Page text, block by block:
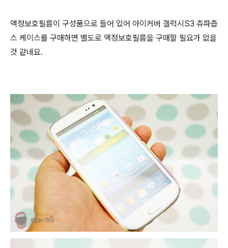
액정보호필름이 구성품으로 들어 있어 아이커버 갤럭시S3 츄파춥
스 케이스를 구매하면 별도로 액정보호필름을 구매할 필요가 없을
것 같네요.